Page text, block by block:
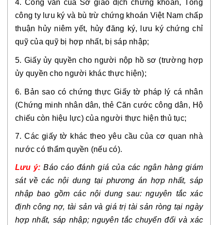
4. Công văn của Sở giao dịch chứng khoán, Tổng
công ty lưu ký và bù trừ chứng khoán Việt Nam chấp
thuận hủy niêm yết, hủy đăng ký, lưu ký chứng chỉ
quỹ của quỹ bị hợp nhất, bị sáp nhập;
5. Giấy ủy quyền cho người nộp hồ sơ (trường hợp
ủy quyền cho người khác thực hiện);
6. Bản sao có chứng thực Giấy tờ pháp lý cá nhân
(Chứng minh nhân dân, thẻ Căn cước công dân, Hộ
chiếu còn hiệu lực) của người thực hiện thủ tục;
7. Các giấy tờ khác theo yêu cầu của cơ quan nhà
nước có thẩm quyền (nếu có).
Lưu ý: Báo cáo đánh giá của các ngân hàng giám
sát về các nội dung tại phương án hợp nhất, sáp
nhập bao gồm các nội dung sau: nguyên tắc xác
định công nợ, tài sản và giá trị tài sản ròng tại ngày
hợp nhất, sáp nhập; nguyên tắc chuyển đổi và xác